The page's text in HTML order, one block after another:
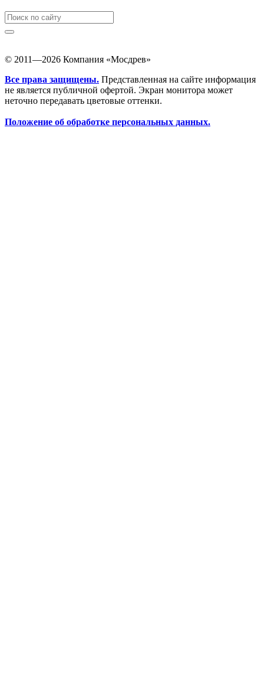
© 2011—2026 Компания «Мосдрев»
Все права защищены. Представленная на сайте информация
не является публичной офертой. Экран монитора может
неточно передавать цветовые оттенки.
Положение об обработке персональных данных.